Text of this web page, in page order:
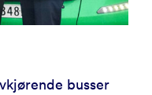
busser